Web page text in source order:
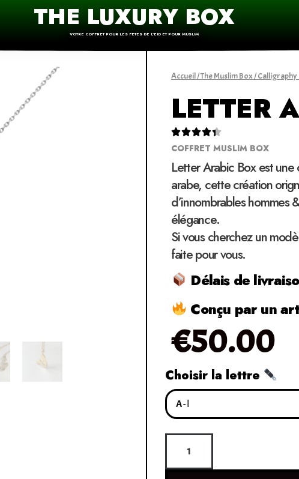
THE LUXURY BOX
VOTRE COFFRET POUR LES FETES DE L'EID ET POUR MUSLIM
Accueil/The Muslim Box/Calligraphy
LETTER

COFFRET MUSLIM BOX
Letter Arabic Box est
arabe, cette création
d’innombrables hommes
élégance.
Si vous cherchez un
faite pour vous.
Délais de
Conçu par un
€50.00
Choisir la lettre